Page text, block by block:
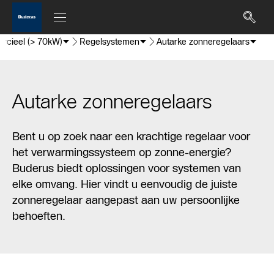
(> 70kW) Regelsystemen Autarke zonneregelaars
Autarke zonneregelaars
Bent u op zoek naar een krachtige regelaar voor
het verwarmingssysteem op zonne-energie?
Buderus biedt oplossingen voor systemen van
elke omvang. Hier vindt u eenvoudig de juiste
zonneregelaar aangepast aan uw persoonlijke
behoeften.